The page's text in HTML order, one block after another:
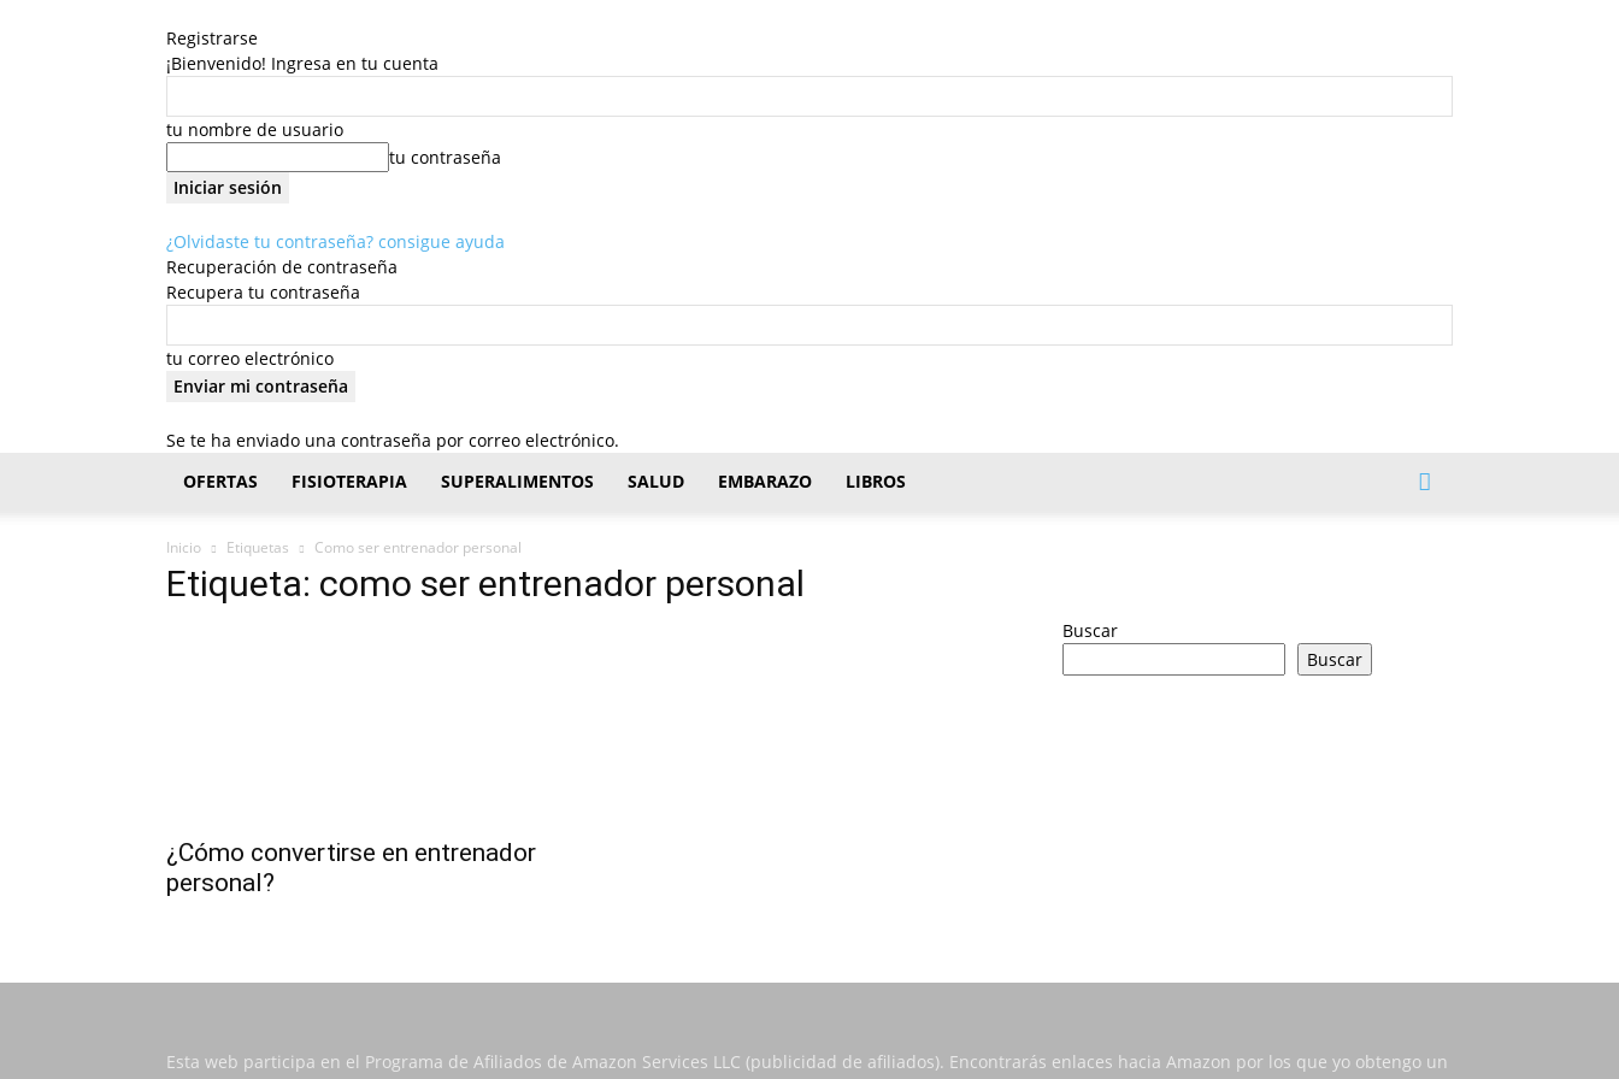
Registrarse
¡Bienvenido! Ingresa en tu cuenta
tu nombre de usuario
tu contraseña
¿Olvidaste tu contraseña? consigue ayuda
Recuperación de contraseña
Recupera tu contraseña
tu correo electrónico
Se te ha enviado una contraseña por correo electrónico.
OFERTAS FISIOTERAPIA SUPERALIMENTOS SALUD EMBARAZO LIBROS
Inicio Etiquetas Como ser entrenador personal
Etiqueta: como ser entrenador personal
¿Cómo convertirse en entrenador
personal?
Buscar
Buscar
Esta web participa en el Programa de Afiliados de Amazon Services LLC (publicidad de afiliados). Encontrarás enlaces hacia Amazon por los que yo obtengo un